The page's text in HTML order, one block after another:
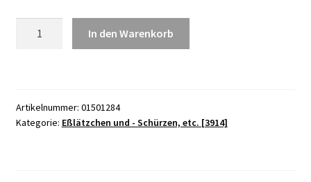
ca.45x90cm
Menge
In den Warenkorb
Artikelnummer: 01501284
Kategorie: Eßlätzchen und - Schürzen, etc. [3914]